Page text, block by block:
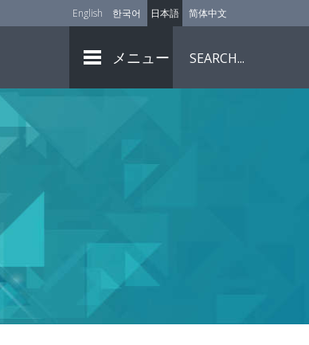
English 한국어 日本語 简体中文
メニュー